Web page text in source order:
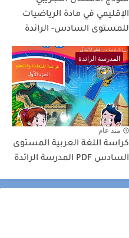
الإقليمي في مادة الرياضيات
للمستوى السادس- الرائدة
المدرسة الرائدة
منذ عام
كراسة اللغة العربية المستوى
السادس PDF المدرسة الرائدة